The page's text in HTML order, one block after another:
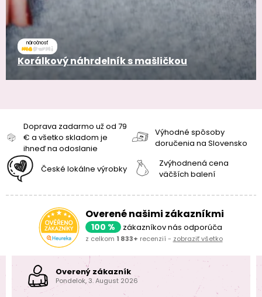
náročnosť
Korálkový náhrdelník s mašličkou
Doprava zadarmo už od 79
€ a všetko skladom je
ihneď na odoslanie
Výhodné spôsoby
doručenia na Slovensko
České lokálne výrobky
Zvýhodnená cena
väčších balení
Overené našimi zákazníkmi
100 % zákazníkov nás odporúča
z celkom 1 833+ recenzií - zobraziť všetko
Overený zákazník
Pondelok, 3. August 2026